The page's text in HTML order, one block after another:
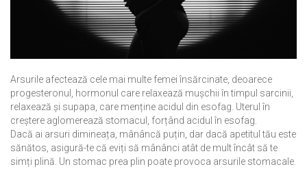
Arsurile afectează cele mai multe femei însărcinate, deoarece
progesteronul, hormonul care relaxează mușchii în timpul sarcinii,
relaxează și supapa, care menține acidul din esofag. Uterul în
creștere aglomerează stomacul, forțând acidul în esofag.
Dacă ai arsuri dimineața, mânâncă puțin, dar dacă apetitul tău este
sănătos, asigură-te că eviți să mânânci atât de mult încât să te
simți plină. Un stomac prea plin poate provoca arsurile stomacale.